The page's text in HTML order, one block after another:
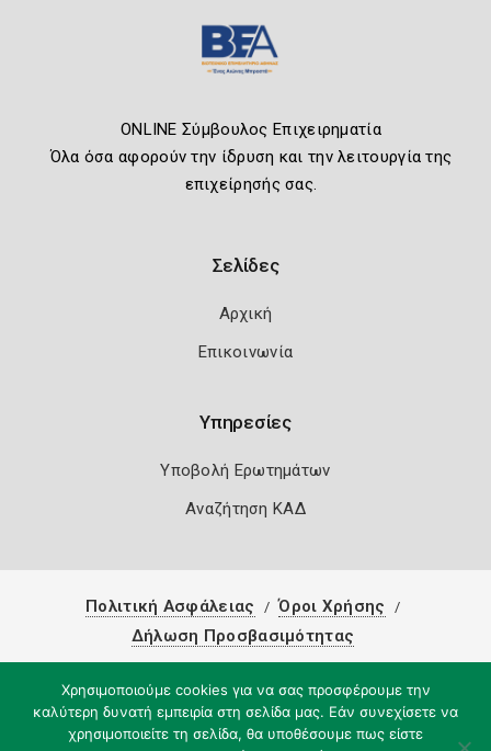
ONLINE Σύμβουλος Επιχειρηματία
Όλα όσα αφορούν την ίδρυση και την λειτουργία της
επιχείρησής σας.
Σελίδες
Αρχική
Επικοινωνία
Υπηρεσίες
Υποβολή Ερωτημάτων
Αναζήτηση ΚΑΔ
Πολιτική Ασφάλειας
Όροι Χρήσης
Δήλωση Προσβασιμότητας
Χρησιμοποιούμε cookies για να σας προσφέρουμε την
καλύτερη δυνατή εμπειρία στη σελίδα μας. Εάν συνεχίσετε να
χρησιμοποιείτε τη σελίδα, θα υποθέσουμε πως είστε